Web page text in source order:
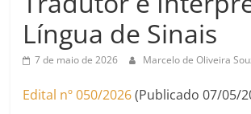
Língua de Sinais
7 de maio de 2026 Marcelo de Oliveira
Edital nº 050/2026(Publicado 07/05/